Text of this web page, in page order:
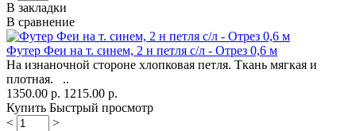
В закладки
В сравнение
Футер Феи на т. синем, 2 н петля с/л - Отрез 0,6 м
На изнаночной стороне хлопковая петля. Ткань мягкая и
плотная. ..
1350.00 р. 1215.00 р.
Купить Быстрый просмотр
<
>